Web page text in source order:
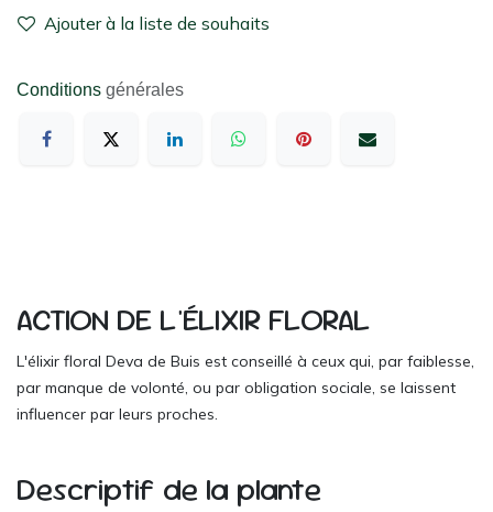
Ajouter à la liste de souhaits
Conditions générales
ACTION DE L'ÉLIXIR FLORAL
L'élixir floral Deva de Buis est conseillé à ceux qui, par faiblesse,
par manque de volonté, ou par obligation sociale, se laissent
influencer par leurs proches.
Descriptif de la plante